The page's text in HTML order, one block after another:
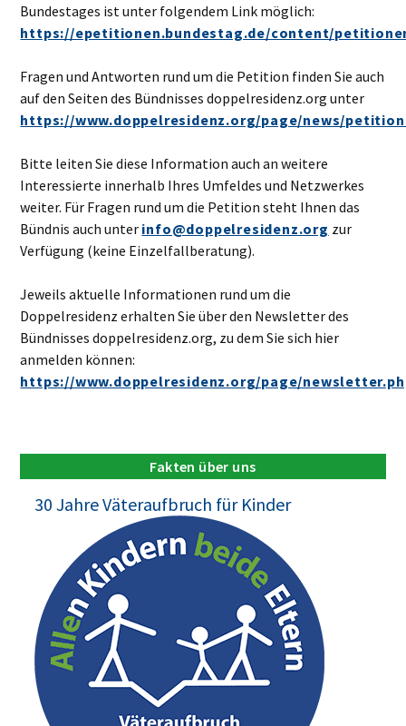
Bundestages ist unter folgendem Link möglich:
https://epetitionen.bundestag.de/content/
Fragen und Antworten rund um die Petition finden Sie auch
auf den Seiten des Bündnisses doppelresidenz.org unter
https://www.doppelresidenz.org/page/news/
Bitte leiten Sie diese Information auch an weitere
Interessierte innerhalb Ihres Umfeldes und Netzwerkes
weiter. Für Fragen rund um die Petition steht Ihnen das
Bündnis auch unter info@doppelresidenz.org zur
Verfügung (keine Einzelfallberatung).
Jeweils aktuelle Informationen rund um die
Doppelresidenz erhalten Sie über den Newsletter des
Bündnisses doppelresidenz.org, zu dem Sie sich hier
anmelden können:
https://www.doppelresidenz.org/page/
Fakten über uns
30 Jahre Väteraufbruch für Kinder